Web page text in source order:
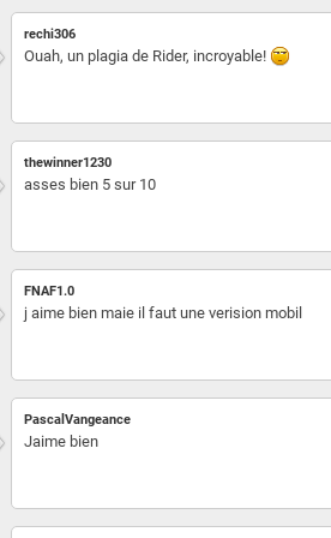
rechi306
Ouah, un plagia de Rider, incroyable!
thewinner1230
asses bien 5 sur 10
FNAF1.0
j aime bien maie il faut une verision mobil
PascalVangeance
Jaime bien